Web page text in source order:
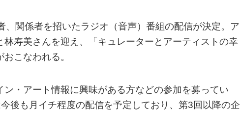
関係者を招いたラジオ（音声）番組の配信が決定。ア
寿美さんを迎え、「キュレーターとアーティストの幸
こなわれる。
・アート情報に興味がある方などの参加を募ってい
後も月イチ程度の配信を予定しており、第3回以降の企